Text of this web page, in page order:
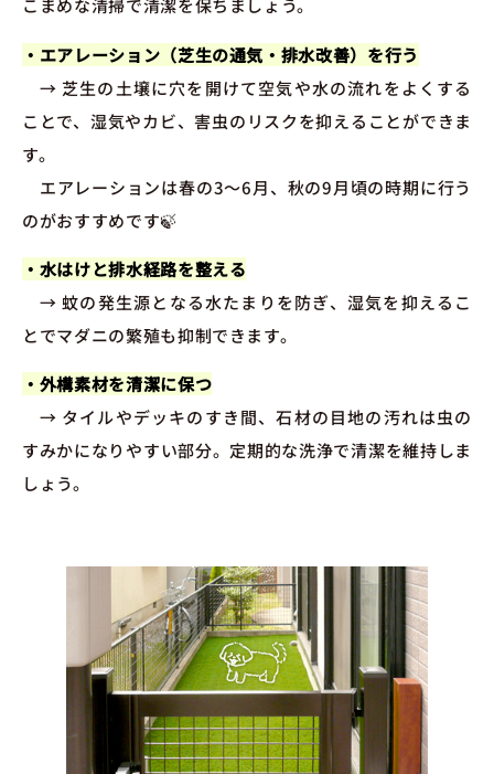
こまめな清掃で清潔を保ちましょう。
・エアレーション（芝生の通気・排水改善）を行う
→ 芝生の土壌に穴を開けて空気や水の流れをよくする
ことで、湿気やカビ、害虫のリスクを抑えることができま
す。
エアレーションは春の3～6月、秋の9月頃の時期に行う
のがおすすめです🍃
・水はけと排水経路を整える
→ 蚊の発生源となる水たまりを防ぎ、湿気を抑えるこ
とでマダニの繁殖も抑制できます。
・外構素材を清潔に保つ
→ タイルやデッキのすき間、石材の目地の汚れは虫の
すみかになりやすい部分。定期的な洗浄で清潔を維持しま
しょう。